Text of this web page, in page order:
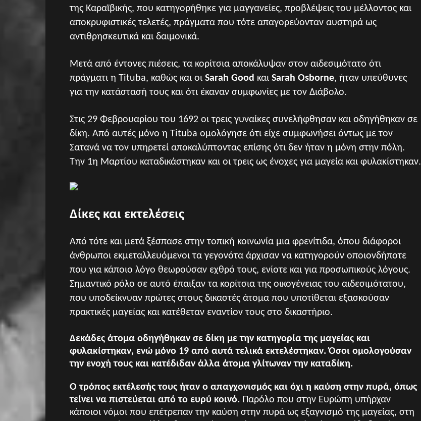
της Καραϊβικής, που κατηγορήθηκε για μαγγανείες, προβλέψεις του μέλλοντος και
αποκρυφιστικές τελετές, πράγματα που τότε απαγορεύονταν αυστηρά ως
αντιθρησκευτικά και δαιμονικά.
Μετά από έντονες πιέσεις, τα κορίτσια αποκάλυψαν στον αιδεσιμότατο ότι
πράγματι η Tituba, καθώς και οι Sarah Good και Sarah Osborne, ήταν υπεύθυνες
για την κατάστασή τους και ότι έκαναν συμφωνίες με τον Διάβολο.
Στις 29 Φεβρουαρίου του 1692 οι τρεις γυναίκες συνελήφθησαν και οδηγήθηκαν σε
δίκη. Από αυτές μόνο η Tituba ομολόγησε ότι είχε συμφωνήσει όντως με τον
Σατανά να τον υπηρετεί αποκαλύπτοντας επίσης ότι δεν ήταν η μόνη στην πόλη.
Την 1η Μαρτίου καταδικάστηκαν και οι τρεις ως ένοχες για μαγεία και φυλακίστηκαν.
Δίκες και εκτελέσεις
Από τότε και μετά ξέσπασε στην τοπική κοινωνία μια φρενίτιδα, όπου διάφοροι
άνθρωποι εκμεταλλευόμενοι τα γεγονότα άρχισαν να κατηγορούν οποιονδήποτε
που για κάποιο λόγο θεωρούσαν εχθρό τους, ενίοτε και για προσωπικούς λόγους.
Σημαντικό ρόλο σε αυτό έπαιξαν τα κορίτσια της οικογένειας του αιδεσιμότατου,
που υποδείκνυαν πρώτες στους δικαστές άτομα που υποτίθεται εξασκούσαν
πρακτικές μαγείας και κατέθεταν εναντίον τους στο δικαστήριο.
Δεκάδες άτομα οδηγήθηκαν σε δίκη με την κατηγορία της μαγείας και
φυλακίστηκαν, ενώ μόνο 19 από αυτά τελικά εκτελέστηκαν. Όσοι ομολογούσαν
την ενοχή τους και κατέδιδαν άλλα άτομα γλίτωναν την καταδίκη.
Ο τρόπος εκτέλεσής τους ήταν ο απαγχονισμός και όχι η καύση στην πυρά, όπως
τείνει να πιστεύεται από το ευρύ κοινό. Παρόλο που στην Ευρώπη υπήρχαν
κάποιοι νόμοι που επέτρεπαν την καύση στην πυρά ως εξαγνισμό της μαγείας, στη